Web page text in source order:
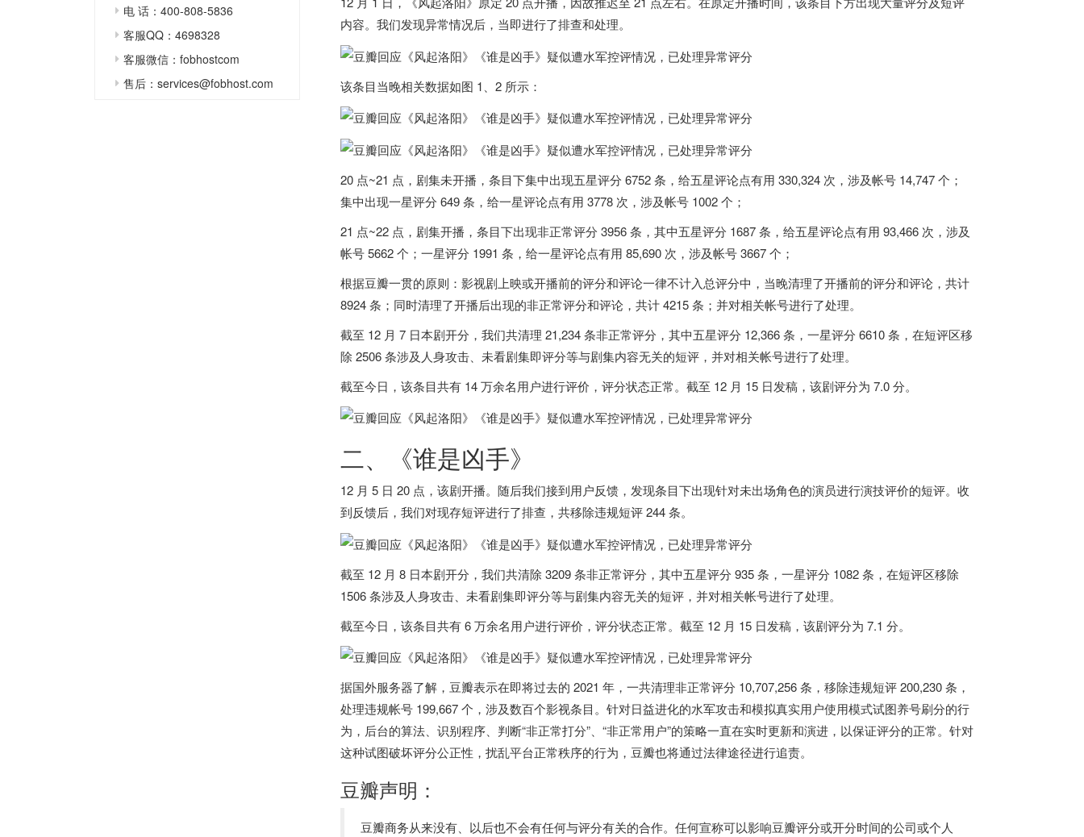
电 话：400-808-5836
客服QQ：4698328
客服微信：fobhostcom
售后：services@fobhost.com
内容。我们发现异常情况后，当即进行了排查和处理。
该条目当晚相关数据如图 1、2 所示：
20 点~21 点，剧集未开播，条目下集中出现五星评分 6752 条，给五星评论点有用 330,324 次，涉及帐号 14,747 个；
集中出现一星评分 649 条，给一星评论点有用 3778 次，涉及帐号 1002 个；
21 点~22 点，剧集开播， 条目下出现非正常评分 3956 条 ，其中五星评分 1687 条，给五星评论点有用 93,466 次，涉及
帐号 5662 个；一星评分 1991 条，给一星评论点有用 85,690 次，涉及帐号 3667 个；
根据豆瓣一贯的原则：影视剧上映或开播前的评分和评论一律不计入总评分中， 当晚清理了开播前的评分和评论，共计
8924 条 ；同时清理了开播后出现的非正常评分和评论，共计 4215 条；并对相关帐号进行了处理。
截至 12 月 7 日本剧开分，我们共清理 21,234 条非正常评分，其中五星评分 12,366 条，一星评分 6610 条，在短评区移
除 2506 条涉及人身攻击、未看剧集即评分等与剧集内容无关的短评，并对相关帐号进行了处理。
截至今日，该条目共有 14 万余名用户进行评价，评分状态正常。 截至 12 月 15 日发稿，该剧评分为 7.0 分。
二、《谁是凶手》
12 月 5 日 20 点，该剧开播。随后我们接到用户反馈， 发现条目下出现针对未出场角色的演员进行演技评价的短评。收
到反馈后，我们对现存短评进行了排查， 共移除违规短评 244 条。
截至 12 月 8 日本剧开分，我们共清除 3209 条非正常评分，其中五星评分 935 条，一星评分 1082 条，在短评区移除
1506 条涉及人身攻击、未看剧集即评分等与剧集内容无关的短评，并对相关帐号进行了处理。
截至今日，该条目共有 6 万余名用户进行评价，评分状态正常。截至 12 月 15 日发稿，该剧评分为 7.1 分。
据国外服务器了解，豆瓣表示在即将过去的 2021 年， 一共清理非正常评分 10,707,256 条，移除违规短评 200,230 条，
处理违规帐号 199,667 个，涉及数百个影视条目。针对日益进化的水军攻击和模拟真实用户使用模式试图养号刷分的行
为，后台的算法、识别程序、判断“非正常打分”、“非正常用户”的策略一直在实时更新和演进，以保证评分的正常。针对
这种试图破坏评分公正性，扰乱平台正常秩序的行为，豆瓣也将通过法律途径进行追责。
豆瓣声明：
豆瓣商务从来没有、以后也不会有任何与评分有关的合作。任何宣称可以影响豆瓣评分或开分时间的公司或个人